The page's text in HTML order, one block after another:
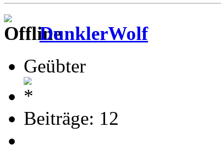
DunklerWolf
Geübter
Beiträge: 12